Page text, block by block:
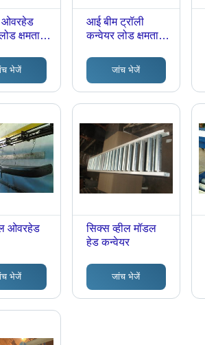
ओवरहेड
क्षमता:
भेजें
आई बीम ट्रॉली
कन्वेयर लोड क्षमता:
(किग्रा)
जांच भेजें
ओवरहेड
भेजें
सिक्स व्हील मॉडल
हेड कन्वेयर
जांच भेजें